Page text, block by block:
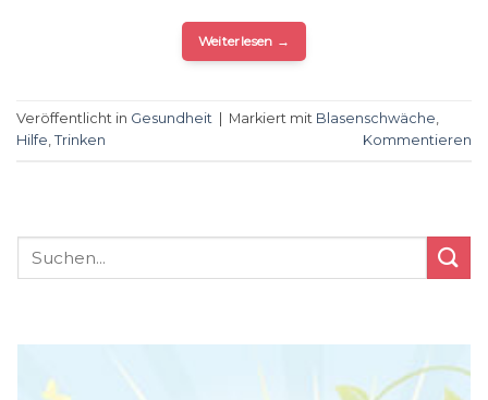
Weiterlesen →
Veröffentlicht in Gesundheit Markiert mit Blasenschwäche
Hilfe Trinken Kommentieren